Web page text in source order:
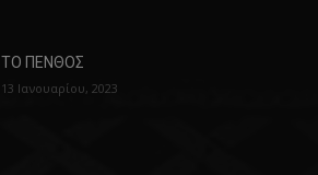
ΤΟ ΠΕΝΘΟΣ
13 Ιανουαρίου, 2023